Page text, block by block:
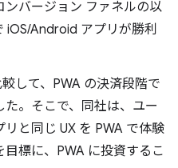
バージョン ファネルの以
iOS/Android アプリが勝利
して、PWA の決済段階で
。そこで、同社は、ユー
と同じ UX を PWA で体験
標に、PWA に投資するこ